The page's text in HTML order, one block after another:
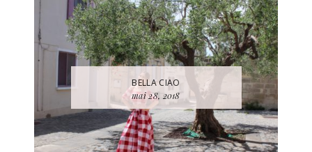
BELLA CIAO
mai 28, 2018